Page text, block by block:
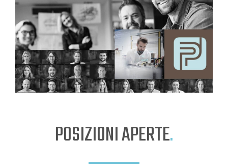
POSIZIONI APERTE.